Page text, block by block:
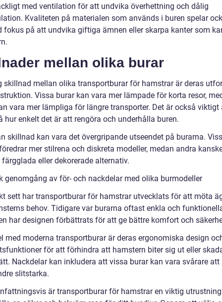
med ventilation för att undvika överhettning och dålig
Kvaliteten på materialen som används i buren spelar
fokus på att undvika giftiga ämnen eller skarpa kanter som
mellan olika burar
skillnad mellan olika transportburar för hamstrar är deras
Vissa burar kan vara mer lämpade för korta resor,
vara mer lämpliga för längre transporter. Det är också viktigt
hur enkelt det är att rengöra och underhålla buren.
skillnad kan vara det övergripande utseendet på burarna.
mer stilrena och diskreta modeller, medan andra
eller dekorerade alternativ.
genomgång av för- och nackdelar med olika burmodeller
sett har transportburar för hamstrar utvecklats för att möta
behov. Tidigare var burarna oftast enkla och
har designen förbättrats för att ge bättre komfort och
med moderna transportburar är deras ergonomiska design
för att förhindra att hamstern biter sig ut eller
Nackdelar kan inkludera att vissa burar kan vara svårare att
slitstarka.
är transportburar för hamstrar en viktig